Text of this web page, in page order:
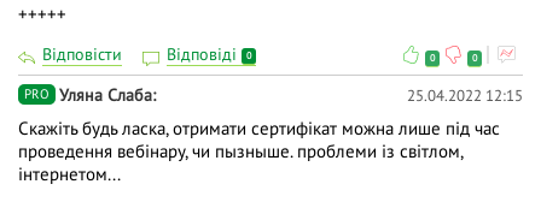
+++++
Відповісти Відповіді 0 0 0
PRO Уляна Слаба 25.04.2022 12:15
Скажіть будь ласка, отримати сертифікат можна лише під час
проведення вебінару, чи пызныше. проблеми із світлом,
інтернетом...